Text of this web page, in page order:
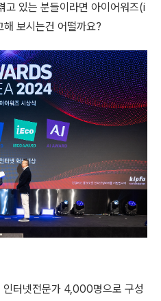
고 있는 분들이라면 아이어워즈(i
보시는건 어떨까요?
인터넷전문가 4,000명으로 구성